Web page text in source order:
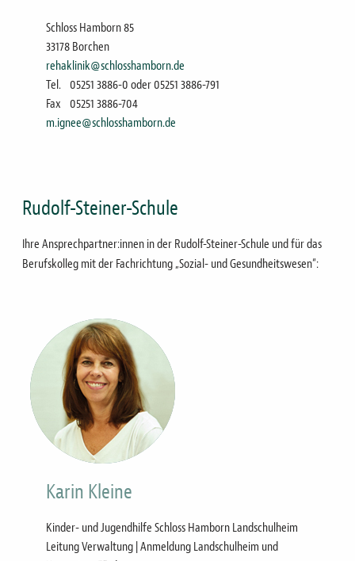
Schloss Hamborn 85
33178 Borchen
rehaklinik@schlosshamborn.de
Tel.
05251 3886-0 oder 05251 3886-791
Fax
05251 3886-704
m.ignee@schlosshamborn.de
Rudolf-Steiner-Schule
Ihre Ansprechpartner:innen in der Rudolf-Steiner-Schule und für das
Berufskolleg mit der Fachrichtung „Sozial- und Gesundheitswesen“:
Karin Kleine
Kinder- und Jugendhilfe Schloss Hamborn Landschulheim
Leitung Verwaltung | Anmeldung Landschulheim und